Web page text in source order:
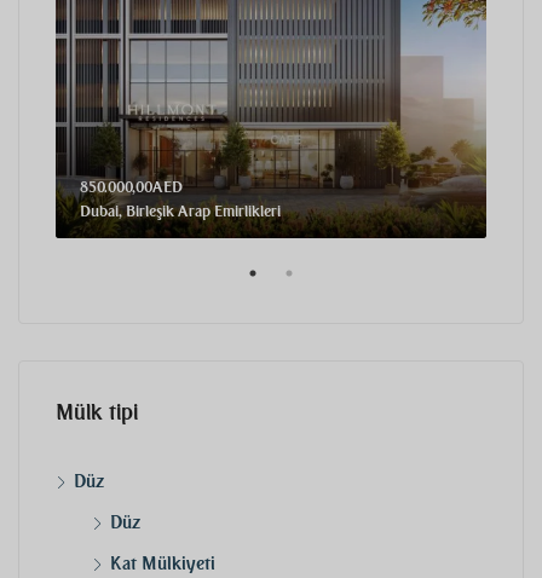
850.000,00AED
Dubai, Birleşik Arap Emirlikleri
Mülk tipi
Düz
Düz
Kat Mülkiyeti